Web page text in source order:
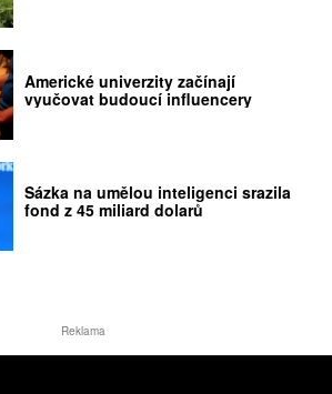
Americké univerzity začínají
vyučovat budoucí influencery
Sázka na umělou inteligenci srazila
fond z 45 miliard dolarů
Reklama